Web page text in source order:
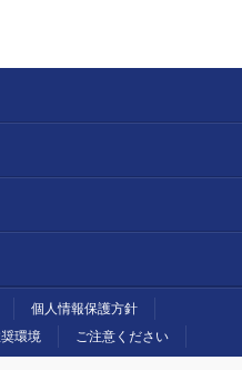
個人情報保護方針
環境 ご注意ください